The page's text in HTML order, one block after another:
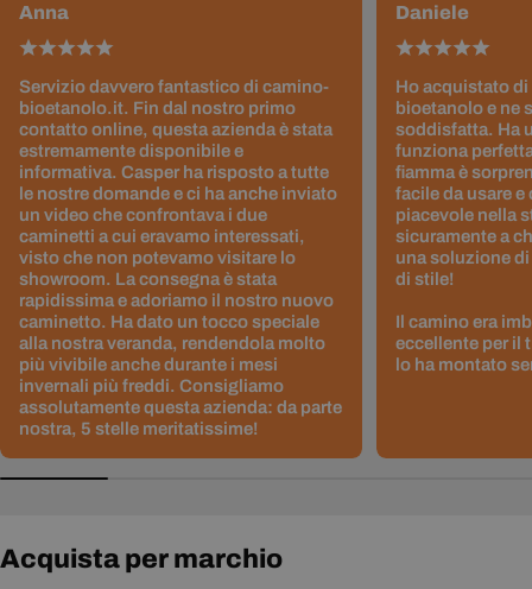
Anna
Servizio davvero fantastico di camino-
bioetanolo.it. Fin dal nostro primo
contatto online, questa azienda è stata
estremamente disponibile e
informativa. Casper ha risposto a tutte
le nostre domande e ci ha anche inviato
un video che confrontava i due
caminetti a cui eravamo interessati,
visto che non potevamo visitare lo
showroom. La consegna è stata
rapidissima e adoriamo il nostro nuovo
caminetto. Ha dato un tocco speciale
alla nostra veranda, rendendola molto
più vivibile anche durante i mesi
invernali più freddi. Consigliamo
assolutamente questa azienda: da parte
nostra, 5 stelle meritatissime!
Daniele
Ho acquistato di
bioetanolo e ne
soddisfatta. Ha
funziona
fiamma è
facile da usare e
piacevole nella
sicuramente a
una soluzione
di stile!
Il camino era
eccellente per il
lo ha montato
Acquista per marchio